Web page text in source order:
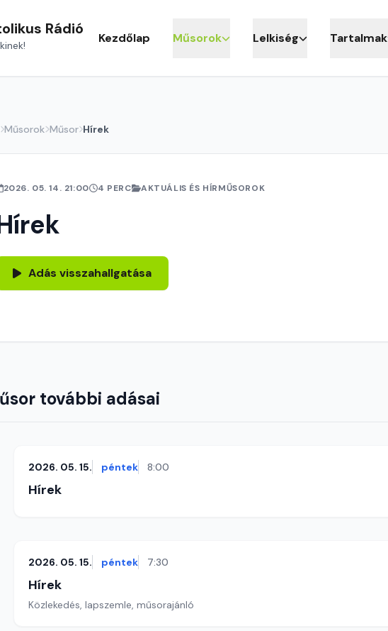
Rádió
Kezdőlap Műsorok Lelkiség Tartalmak
Műsorok Műsor Hírek
2026. 05. 14. 21:00 4 PERC AKTUÁLIS ÉS HÍRMŰSOROK
Adás visszahallgatása
további adásai
2026. 05. 15. péntek 8:00
Hírek
2026. 05. 15. péntek 7:30
Hírek
Közlekedés, lapszemle, műsorajánló